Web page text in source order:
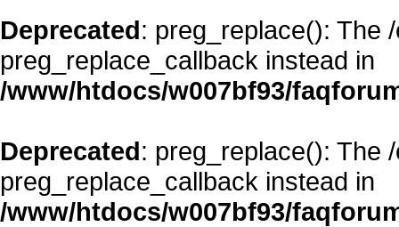
Deprecated: preg_replace(): The
preg_replace_callback instead in
/www/htdocs/w007bf93/
Deprecated: preg_replace(): The
preg_replace_callback instead in
/www/htdocs/w007bf93/